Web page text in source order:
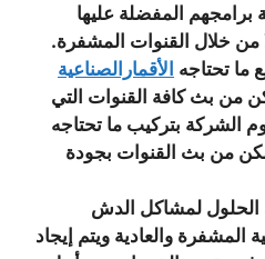
برامجهم المفضلة عليها
من خلال القنوات المشفرة.
ما تحتاجه الأقمارالصناعية
من بث كافة القنوات التي
الشركة بتركيب ما تحتاجه
من بث القنوات بجودة
الحلول لمشاكل الدش
المشفرة والعادية ويتم إيجاد